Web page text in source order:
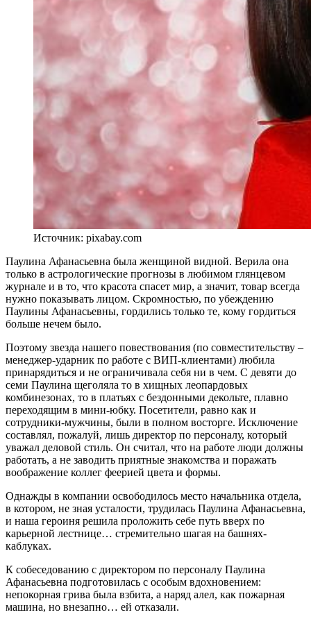
Источник: pixabay.com
Паулина Афанасьевна была женщиной видной. Верила она
только в астрологические прогнозы в любимом глянцевом
журнале и в то, что красота спасет мир, а значит, товар всегда
нужно показывать лицом. Скромностью, по убеждению
Паулины Афанасьевны, гордились только те, кому гордиться
больше нечем было.
Поэтому звезда нашего повествования (по совместительству –
менеджер-ударник по работе с ВИП-клиентами) любила
принарядиться и не ограничивала себя ни в чем. С девяти до
семи Паулина щеголяла то в хищных леопардовых
комбинезонах, то в платьях с бездонными декольте, плавно
переходящим в мини-юбку. Посетители, равно как и
сотрудники-мужчины, были в полном восторге. Исключение
составлял, пожалуй, лишь директор по персоналу, который
уважал деловой стиль. Он считал, что на работе люди должны
работать, а не заводить приятные знакомства и поражать
воображение коллег феерией цвета и формы.
Однажды в компании освободилось место начальника отдела,
в котором, не зная усталости, трудилась Паулина Афанасьевна,
и наша героиня решила проложить себе путь вверх по
карьерной лестнице… стремительно шагая на башнях-
каблуках.
К собеседованию с директором по персоналу Паулина
Афанасьевна подготовилась с особым вдохновением:
непокорная грива была взбита, а наряд алел, как пожарная
машина, но внезапно… ей отказали.